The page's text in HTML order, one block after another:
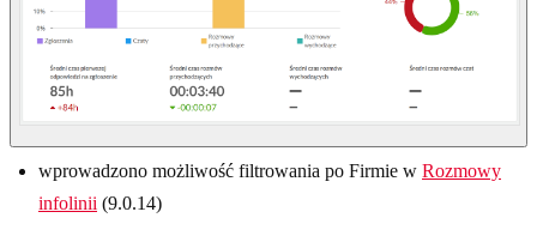
wprowadzono możliwość filtrowania po Firmie w Rozmowy
infolinii (9.0.14)